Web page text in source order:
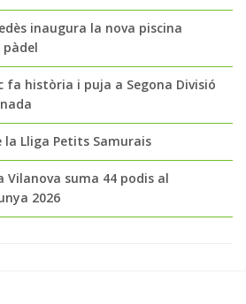
inaugura la nova piscina
pàdel
fa història i puja a Segona Divisió
Lliga Petits Samurais
Vilanova suma 44 podis al
2026